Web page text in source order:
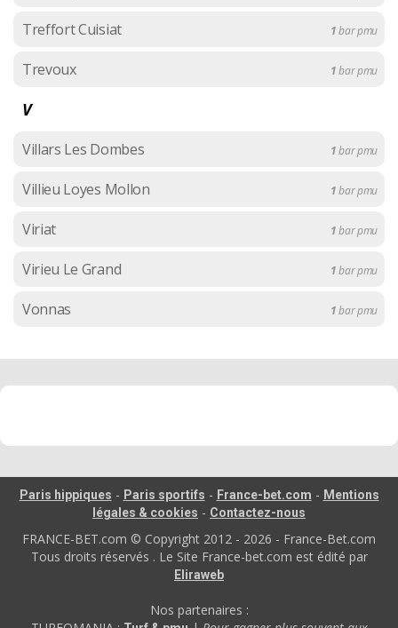
Treffort Cuisiat 1bar pmu
Trevoux 1bar pmu
V
Villars Les Dombes 1bar pmu
Villieu Loyes Mollon 1bar pmu
Viriat 1bar pmu
Virieu Le Grand 1bar pmu
Vonnas 1bar pmu
Paris hippiques - Paris sportifs - France-bet.com - Mentions
légales & cookies - Contactez-nous
FRANCE-BET.com © Copyright 2012 - 2026 - France-Bet.com
Tous droits réservés . Le Site France-bet.com est édité par
Eliraweb
Nos partenaires :